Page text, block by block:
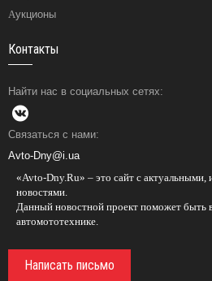
Аукционы
Контакты
Найти нас в социальных сетях:
Связаться с нами:
Avto-Dny@i.ua
«Avto-Dny.Ru» – это сайт с
новостями.
Данный новостной проект поможет быть
автомототехнике.
Написать письмо